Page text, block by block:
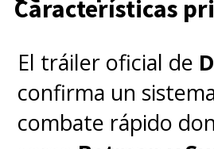
Características
El tráiler oficial de
confirma un
combate rápido